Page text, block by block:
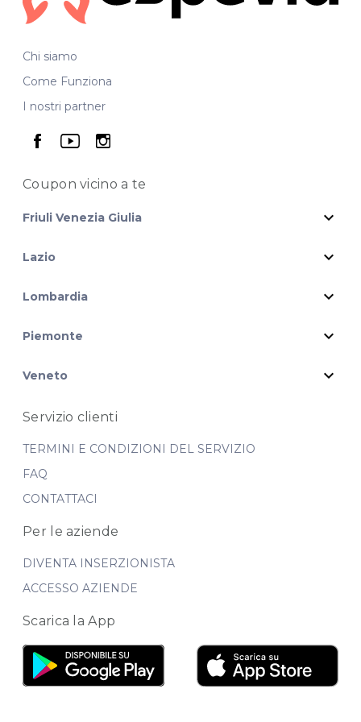
Chi siamo
Come Funziona
I nostri partner
seguici su facebook
seguici su youtube
seguici su instagram
Coupon vicinoa te
Friuli Venezia Giulia expand_more
Lazio expand_more
Lombardia expand_more
Piemonte expand_more
Veneto expand_more
Servizio clienti
TERMINI E CONDIZIONI DEL SERVIZIO
FAQ
CONTATTACI
Per le aziende
DIVENTA INSERZIONISTA
ACCESSO AZIENDE
Scarica la App